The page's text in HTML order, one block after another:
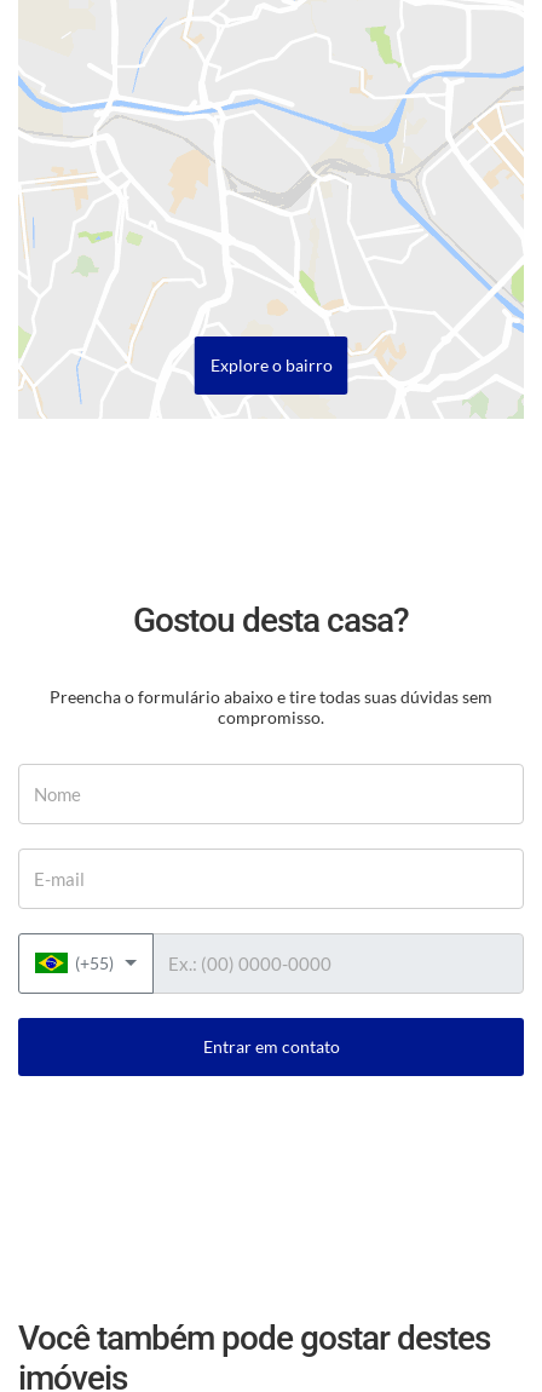
Explore o bairro
Gostou desta casa?
Preencha o formulário abaixo e tire todas suas dúvidas sem
compromisso.
(+55)
Entrar em contato
Você também pode gostar destes
imóveis